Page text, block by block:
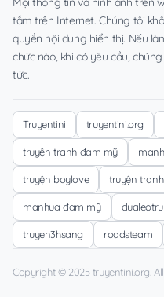
tầm trên Internet. Chúng tôi
quyền nội dung hiển thị. Nếu
chức nào, khi có yêu cầu,
tức.
Truyentini truyentini.org
truyện tranh đam mỹ
truyện boylove truyện tranh
manhua đam mỹ
truyen3hsang roadsteam
Copyright © 2025 truyentini.org.